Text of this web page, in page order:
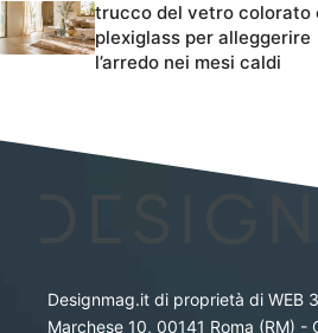
trucco del vetro colorato
plexiglass per alleggerire
l’arredo nei mesi caldi
Designmag.it di proprietà di WEB
Marchese 10, 00141 Roma (RM) -